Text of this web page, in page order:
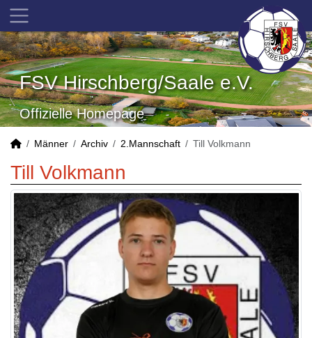
FSV Hirschberg/Saale e.V.
Offizielle Homepage
Männer Archiv 2.Mannschaft Till Volkmann
Till Volkmann